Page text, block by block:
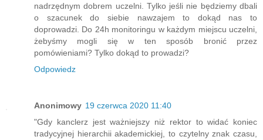
nadrzędnym dobrem uczelni. Tylko jeśli nie będziemy dbali
o szacunek do siebie nawzajem to dokąd nas to
doprowadzi. Do 24h monitoringu w każdym miejscu uczelni,
żebyśmy mogli się w ten sposób bronić przez
pomówieniami? Tylko dokąd to prowadzi?
Odpowiedz
Anonimowy 19 czerwca 2020 11:40
"Gdy kanclerz jest ważniejszy niż rektor to widać koniec
tradycyjnej hierarchii akademickiej, to czytelny znak czasu,